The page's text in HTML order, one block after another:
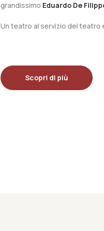
grandissimo Eduardo De
Un teatro al servizio del teatro
Scopri di più